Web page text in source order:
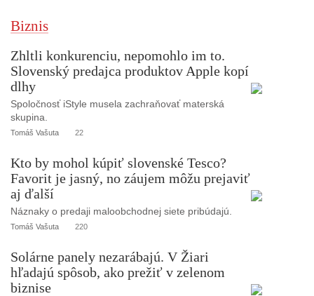
Biznis
Zhltli konkurenciu, nepomohlo im to.
Slovenský predajca produktov Apple kopí
dlhy
Spoločnosť iStyle musela zachraňovať materská
skupina.
Tomáš Vašuta 22
Kto by mohol kúpiť slovenské Tesco?
Favorit je jasný, no záujem môžu prejaviť
aj ďalší
Náznaky o predaji maloobchodnej siete pribúdajú.
Tomáš Vašuta 220
Solárne panely nezarábajú. V Žiari
hľadajú spôsob, ako prežiť v zelenom
biznise